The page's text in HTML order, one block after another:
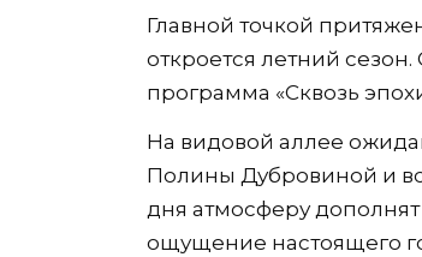
Главной точкой
откроется летний
программа «Сквозь
На видовой аллее
Полины Дубровиной и
дня атмосферу
ощущение настоящего